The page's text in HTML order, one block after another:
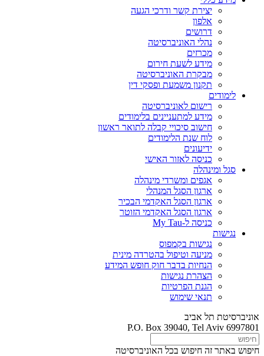
יצירת קשר ודרכי הגעה
אלפון
דרושים
נהלי האוניברסיטה
מכרזים
מידע לשעת חירום
מבקרת האוניברסיטה
תקנון משמעת ופסקי דין
לימודים
רישום לאוניברסיטה
מידע למתעניינים בלימודים
חישוב סיכויי קבלה לתואר ראשון
לוח שנת הלימודים
ידיעונים
כניסה לאזור האישי
סגל ומינהלה
אגפים ומשרדי מינהלה
ארגון הסגל המנהלי
ארגון הסגל האקדמי הבכיר
ארגון הסגל האקדמי הזוטר
כניסה ל-My Tau
נגישות
נגישות בקמפוס
מניעה וטיפול בהטרדה מינית
הנחיות בדבר חוק חופש המידע
הצהרת נגישות
הגנת הפרטיות
תנאי שימוש
אוניברסיטת תל אביב
P.O. Box 39040, Tel Aviv 6997801
חיפוש באתר זה חיפוש בכל האוניברסיטה